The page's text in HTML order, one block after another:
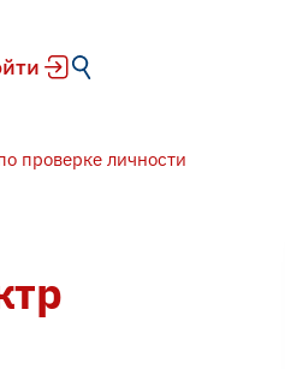
проверке личности